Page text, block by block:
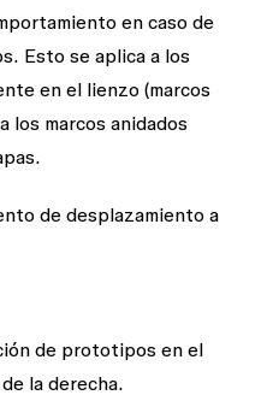
en caso de
Esto se aplica a los
en el lienzo (marcos
los marcos anidados
de desplazamiento a
de prototiposen el
la derecha.